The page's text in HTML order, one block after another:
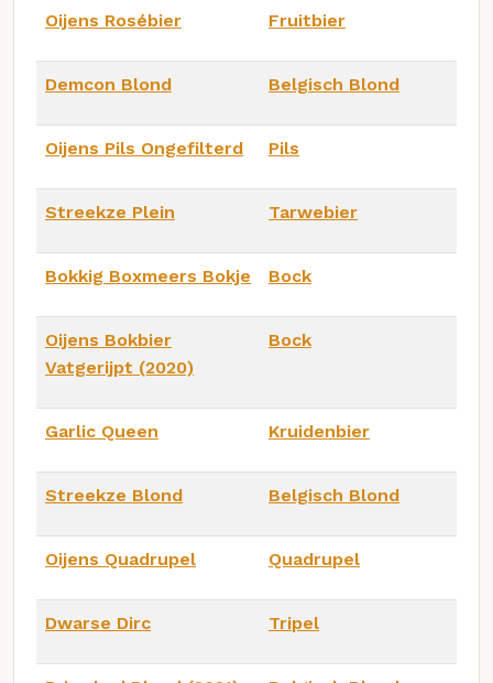
Oijens Rosébier Fruitbier
Demcon Blond Belgisch Blond
Oijens Pils Ongefilterd Pils
Streekze Plein Tarwebier
Bokkig Boxmeers Bokje Bock
Oijens Bokbier
Vatgerijpt (2020)
Bock
Garlic Queen Kruidenbier
Streekze Blond Belgisch Blond
Oijens Quadrupel Quadrupel
Dwarse Dirc Tripel